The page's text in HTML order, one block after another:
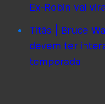
Ex-Robin vai
Titãs | Bruce
devem ter
temporada